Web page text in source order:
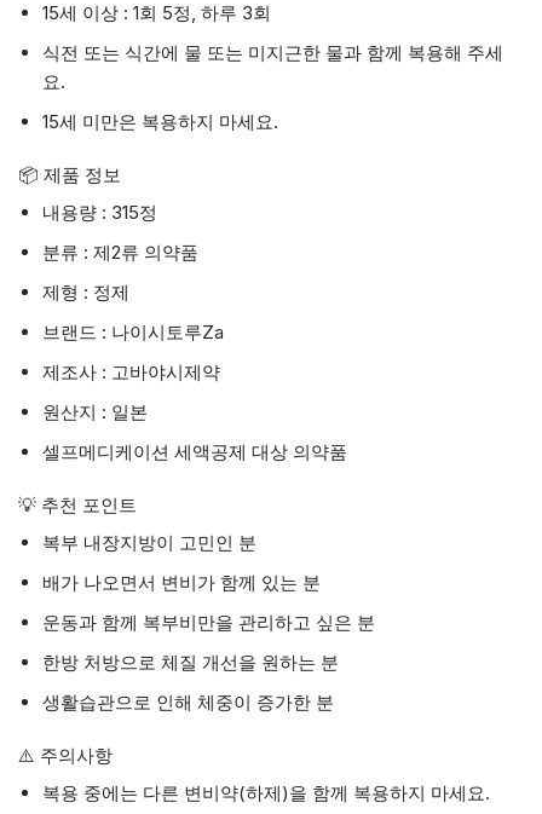
15세 이상 : 1회 5정, 하루 3회
식전 또는 식간에 물 또는 미지근한 물과 함께 복용해 주세
요.
15세 미만은 복용하지 마세요.
📦 제품 정보
내용량 : 315정
분류 : 제2류 의약품
제형 : 정제
브랜드 : 나이시토루Za
제조사 : 고바야시제약
원산지 : 일본
셀프메디케이션 세액공제 대상 의약품
💡 추천 포인트
복부 내장지방이 고민인 분
배가 나오면서 변비가 함께 있는 분
운동과 함께 복부비만을 관리하고 싶은 분
한방 처방으로 체질 개선을 원하는 분
생활습관으로 인해 체중이 증가한 분
⚠️ 주의사항
복용 중에는 다른 변비약(하제)을 함께 복용하지 마세요.